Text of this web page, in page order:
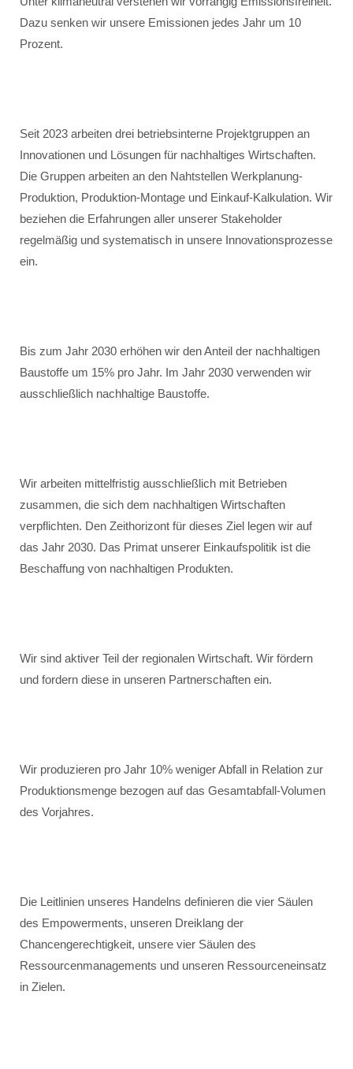
Dazu senken wir unsere Emissionen jedes Jahr um 10
Prozent.
Seit 2023 arbeiten drei betriebsinterne Projektgruppen an
Innovationen und Lösungen für nachhaltiges Wirtschaften.
Die Gruppen arbeiten an den Nahtstellen Werkplanung-
Produktion, Produktion-Montage und Einkauf-Kalkulation. Wir
beziehen die Erfahrungen aller unserer Stakeholder
regelmäßig und systematisch in unsere Innovationsprozesse
ein.
Bis zum Jahr 2030 erhöhen wir den Anteil der nachhaltigen
Baustoffe um 15% pro Jahr. Im Jahr 2030 verwenden wir
ausschließlich nachhaltige Baustoffe.
Wir arbeiten mittelfristig ausschließlich mit Betrieben
zusammen, die sich dem nachhaltigen Wirtschaften
verpflichten. Den Zeithorizont für dieses Ziel legen wir auf
das Jahr 2030. Das Primat unserer Einkaufspolitik ist die
Beschaffung von nachhaltigen Produkten.
Wir sind aktiver Teil der regionalen Wirtschaft. Wir fördern
und fordern diese in unseren Partnerschaften ein.
Wir produzieren pro Jahr 10% weniger Abfall in Relation zur
Produktionsmenge bezogen auf das Gesamtabfall-Volumen
des Vorjahres.
Die Leitlinien unseres Handelns definieren die vier Säulen
des Empowerments, unseren Dreiklang der
Chancengerechtigkeit, unsere vier Säulen des
Ressourcenmanagements und unseren Ressourceneinsatz
in Zielen.